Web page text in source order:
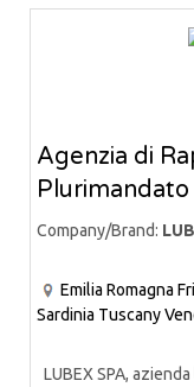
Agenzia di
Company/Brand:
Emilia Romagna
Sardinia Tuscany
LUBEX SPA,